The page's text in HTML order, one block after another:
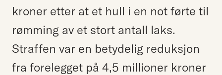
kroner etter at et hull i en not førte til
rømming av et stort antall laks.
Straffen var en betydelig reduksjon
fra forelegget på 4,5 millioner kroner